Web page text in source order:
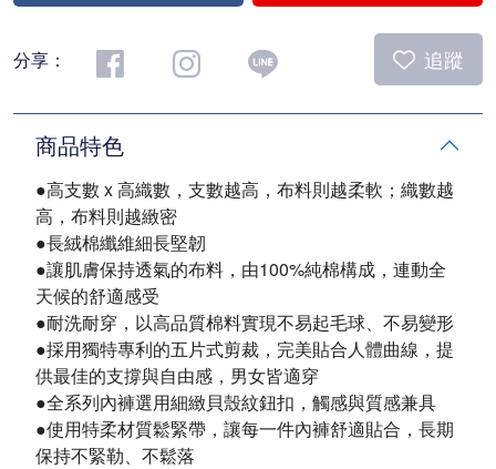
分享： 追蹤
商品特色
●高支數 x 高織數，支數越高，布料則越柔軟；織數越
高，布料則越緻密
●長絨棉纖維細長堅韌
●讓肌膚保持透氣的布料，由100%純棉構成，連動全
天候的舒適感受
●耐洗耐穿，以高品質棉料實現不易起毛球、不易變形
●採用獨特專利的五片式剪裁，完美貼合人體曲線，提
供最佳的支撐與自由感，男女皆適穿
●全系列內褲選用細緻貝殼紋鈕扣，觸感與質感兼具
●使用特柔材質鬆緊帶，讓每一件內褲舒適貼合，長期
保持不緊勒、不鬆落